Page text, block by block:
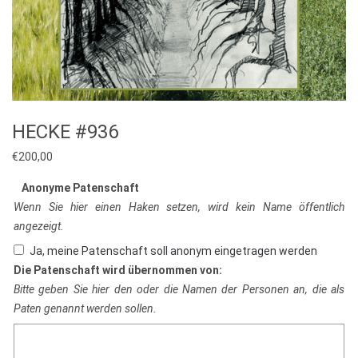
HECKE #936
€200,00
Anonyme Patenschaft
Wenn Sie hier einen Haken setzen, wird kein Name öffentlich
angezeigt.
Ja, meine Patenschaft soll anonym eingetragen werden
Die Patenschaft wird übernommen von:
Bitte geben Sie hier den oder die Namen der Personen an, die als
Paten genannt werden sollen.